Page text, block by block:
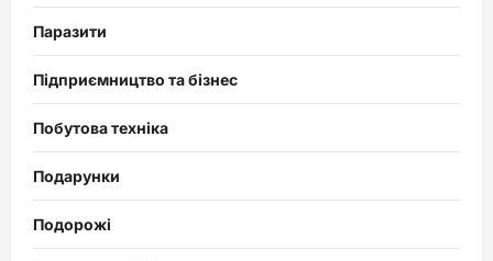
Паразити
Підприємництво та бізнес
Побутова техніка
Подарунки
Подорожі